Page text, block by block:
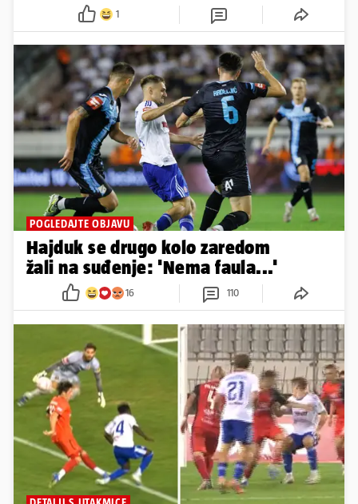
1
POGLEDAJTE OBJAVU
Hajduk se drugo kolo zaredom
žali na suđenje: 'Nema faula...'
16 110